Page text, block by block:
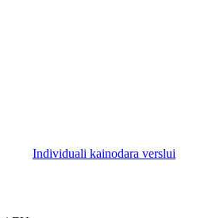
Individuali kainodara verslui